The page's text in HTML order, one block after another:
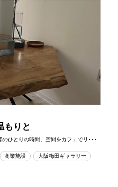
もりと
ひとりの時間、空間をカフェでリ･･･
商業施設 大阪梅田ギャラリー